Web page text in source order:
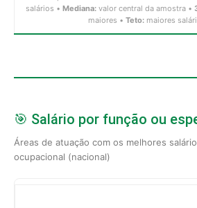
salários • Mediana: valor central da amostra •
maiores • Teto: maiores
🎯 Salário por função ou
Áreas de atuação com os melhores
ocupacional (nacional)